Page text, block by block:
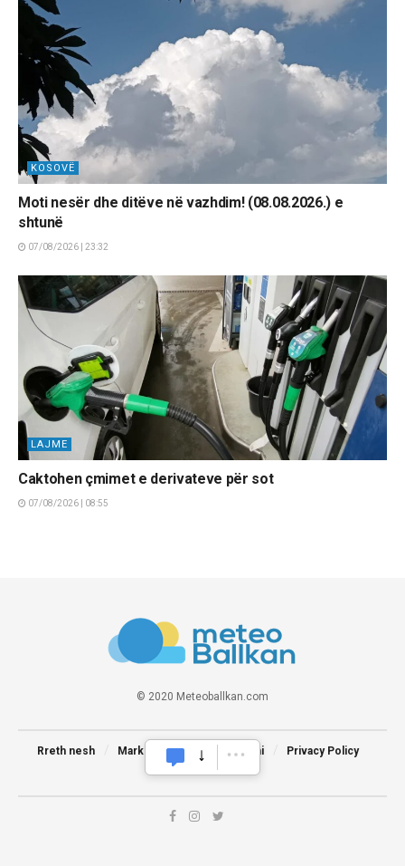
KOSOVË
Moti nesër dhe ditëve në vazhdim! (08.08.2026.) e
shtunë
07/08/2026 | 23:32
LAJME
Caktohen çmimet e derivateve për sot
07/08/2026 | 08:55
© 2020 Meteoballkan.com
Rreth nesh Marketing Na kontaktoni Privacy Policy